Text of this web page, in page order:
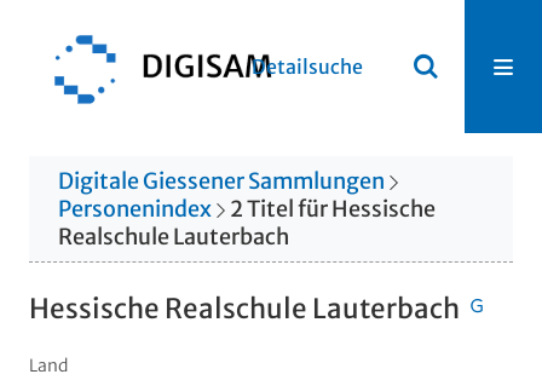
Detailsuche
Digitale Giessener Sammlungen
Personenindex
2TitelfürHessische
Realschule Lauterbach
Hessische Realschule Lauterbach
Land